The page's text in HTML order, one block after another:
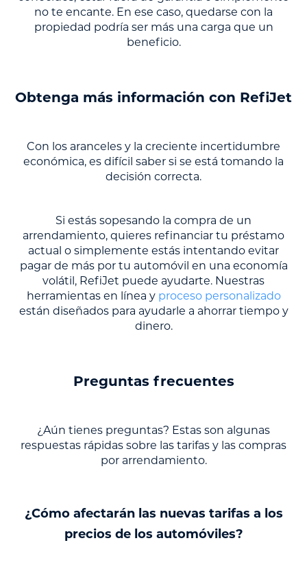
no te encante. En ese caso, quedarse con la
propiedad podría ser más una carga que un
beneficio.
Obtenga más información con RefiJet
Con los aranceles y la creciente incertidumbre
económica, es difícil saber si se está tomando la
decisión correcta.
Si estás sopesando la compra de un
arrendamiento, quieres refinanciar tu préstamo
actual o simplemente estás intentando evitar
pagar de más por tu automóvil en una economía
volátil, RefiJet puede ayudarte. Nuestras
herramientas en línea y proceso personalizado
están diseñados para ayudarle a ahorrar tiempo y
dinero.
Preguntas frecuentes
¿Aún tienes preguntas? Estas son algunas
respuestas rápidas sobre las tarifas y las compras
por arrendamiento.
¿Cómo afectarán las nuevas tarifas a los
precios de los automóviles?